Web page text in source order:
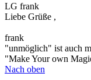
LG frank
Liebe Grüße ,
frank
"unmöglich" ist auch
"Make Your own
Nach oben